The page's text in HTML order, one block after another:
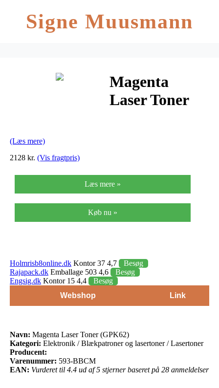
Signe Muusmann
Magenta
Laser Toner
(Læs mere)
2128 kr. (Vis fragtpris)
Læs mere »
Køb nu »
Holmrisb8online.dk Kontor 37 4,7
Besøg
Rajapack.dk Emballage 503 4,6
Besøg
Engsig.dk Kontor 15 4,4
Besøg
Webshop
Link
Navn: Magenta Laser Toner (GPK62)
Kategori: Elektronik / Blækpatroner og lasertoner / Lasertoner
Producent:
Varenummer: 593-BBCM
EAN: Vurderet til 4.4 ud af 5 stjerner baseret på 28 anmeldelser